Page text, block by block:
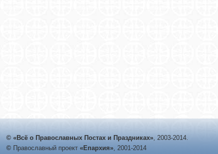
© «Всё о Православных Постах и Праздниках», 2003-2014.
© Православный проект «Епархия», 2001-2014